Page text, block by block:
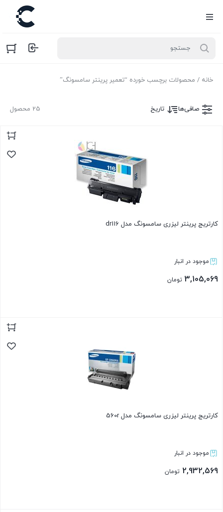
خانه / محصولات برچسب خورده “تعمیر پرینتر سامسونگ”
25 محصول صافی‌ها تاریخ
کارتریج پرینتر لیزری سامسونگ مدل dr116
موجود در انبار
3,105,069 تومان
کارتریج پرینتر لیزری سامسونگ مدل 560r
موجود در انبار
2,932,569 تومان